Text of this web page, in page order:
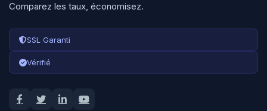
Comparez les taux, économisez.
SSL Garanti
Vérifié